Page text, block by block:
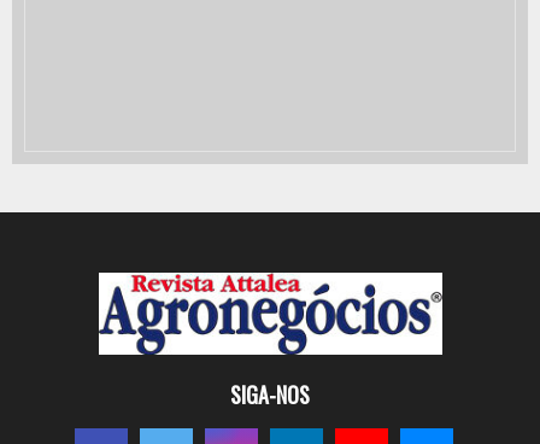
SIGA-NOS